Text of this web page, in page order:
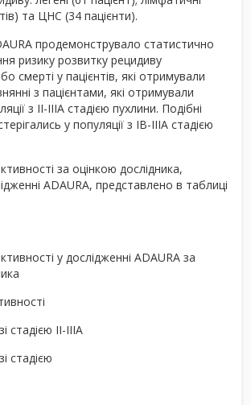
та ЦНС (34 пацієнти).
продемонструвало статистично
ризику розвитку рецидиву
смерті у пацієнтів, які отримували
з пацієнтами, які отримували
з II-IIIA стадією пухлини. Подібні
у популяції з IB-IIIA стадією
за оцінкою дослідника,
ADAURA, представлено в таблиці
у дослідженні ADAURA за
стадією II-IIIA
стадією